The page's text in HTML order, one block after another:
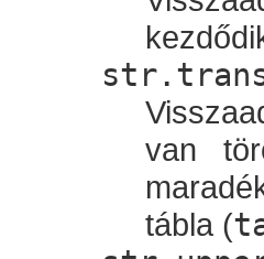
van
tábla (